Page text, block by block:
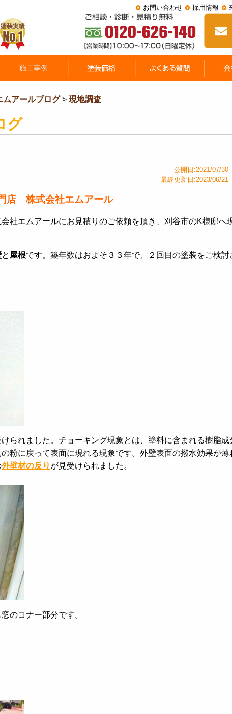
お問い合わせ 採用情報
ムアールブログ> 現地調査
グ
公開日:2021/07/30
最終更新日:2023/06/21
株式会社エムアール
社エムアールにお見積りのご依頼を頂き、刈谷市のK様邸へ
と 屋根です。築年数はおよそ３３年で、２回目の塗装をご検討
けられました。チョーキング現象とは、塗料に含まれる樹脂成
粉に戻って表面に現れる現象です。外壁表面の撥水効果が薄
外壁材の反り が見受けられました。
のコナー部分です。